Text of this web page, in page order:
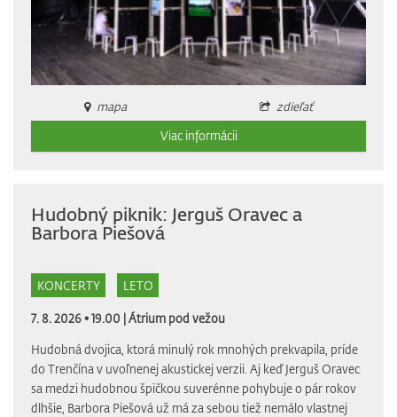
mapa
zdieľať
Viac informácii
Hudobný piknik: Jerguš Oravec a
Barbora Piešová
KONCERTY LETO
7. 8. 2026 • 19.00 |Átrium pod vežou
Hudobná dvojica, ktorá minulý rok mnohých prekvapila, príde
do Trenčína v uvoľnenej akustickej verzii. Aj keď Jerguš Oravec
sa medzi hudobnou špičkou suverénne pohybuje o pár rokov
dlhšie, Barbora Piešová už má za sebou tiež nemálo vlastnej